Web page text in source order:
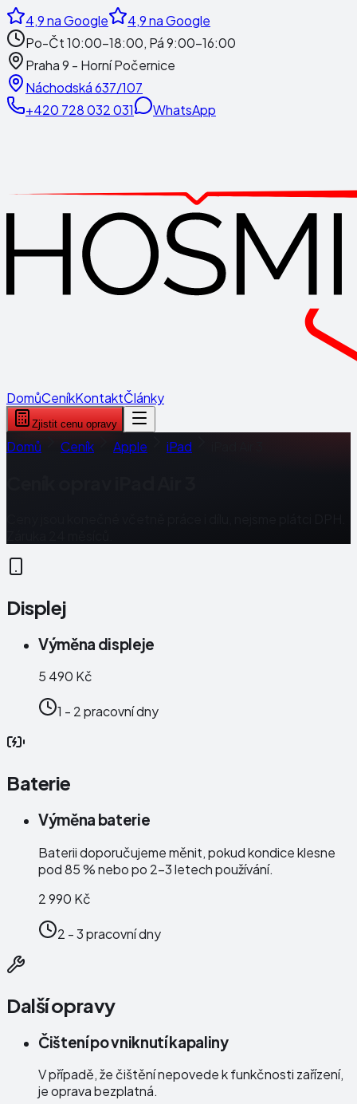
4,9na Google 4,9na Google
Po-Čt 10:00-18:00, Pá 9:00-16:00
Praha 9 - Horní Počernice
Náchodská 637/107
+420 728 032 031
WhatsApp
DomůCeníkKontaktČlánky
Zjistit cenu opravy
Domů Ceník Apple iPad
Displej
Výměna displeje
5 490 Kč
1 - 2 pracovní dny
Baterie
Výměna baterie
Baterii doporučujeme měnit, pokud kondice klesne
pod 85 % nebo po 2–3 letech používání.
2 990 Kč
2 - 3 pracovní dny
Další opravy
Čištení po vniknutí kapaliny
V případě, že čištění nepovede k funkčnosti zařízení,
je oprava bezplatná.